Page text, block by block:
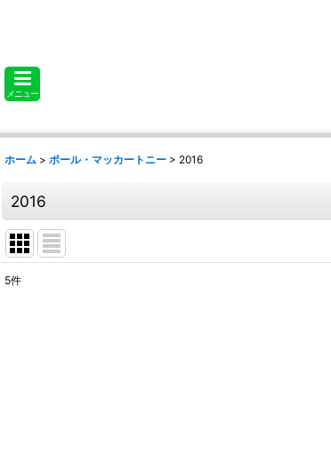
メニュー
ホーム > ポール・マッカートニー > 2016
2016
5件